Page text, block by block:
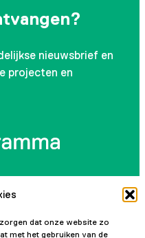
dat onze website zo
met het gebruiken van de
nieuwsbrief en
projecten en